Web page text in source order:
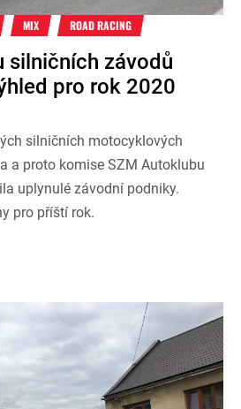
MIX ROAD RACING
silničních závodů
pro rok 2020
silničních motocyklových
a proto komise SZM Autoklubu
uplynulé závodní podniky.
pro příští rok.